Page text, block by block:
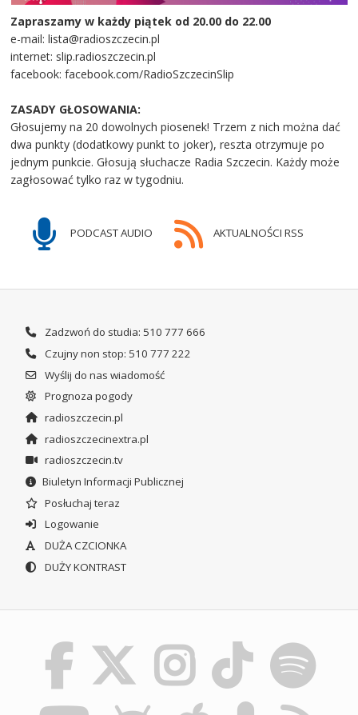
Zapraszamy w każdy piątek od 20.00 do 22.00
e-mail: lista@radioszczecin.pl
internet: slip.radioszczecin.pl
facebook: facebook.com/RadioSzczecinSlip
ZASADY GŁOSOWANIA:
Głosujemy na 20 dowolnych piosenek! Trzem z nich można dać
dwa punkty (dodatkowy punkt to joker), reszta otrzymuje po
jednym punkcie. Głosują słuchacze Radia Szczecin. Każdy może
zagłosować tylko raz w tygodniu.
PODCAST AUDIO AKTUALNOŚCI RSS
Zadzwoń do studia: 510 777 666
Czujny non stop: 510 777 222
Wyślij do nas wiadomość
Prognoza pogody
radioszczecin.pl
radioszczecinextra.pl
radioszczecin.tv
Biuletyn Informacji Publicznej
Posłuchaj teraz
Logowanie
DUŻA CZCIONKA
DUŻY KONTRAST